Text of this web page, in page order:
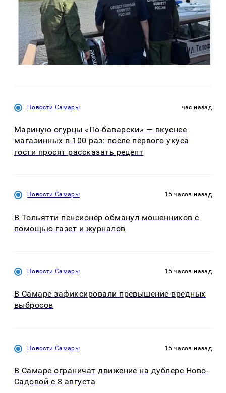
Новости Самары час назад
Мариную огурцы «По-баварски» — вкуснее
магазинных в 100 раз: после первого укуса
гости просят рассказать рецепт
Новости Самары 15 часов назад
В Тольятти пенсионер обманул мошенников с
помощью газет и журналов
Новости Самары 15 часов назад
В Самаре зафиксировали превышение вредных
выбросов
Новости Самары 15 часов назад
В Самаре ограничат движение на дублере Ново-
Садовой с 8 августа